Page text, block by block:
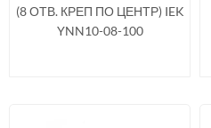
(8 ОТВ. КРЕП ПО ЦЕНТР) IEK
YNN10-08-100